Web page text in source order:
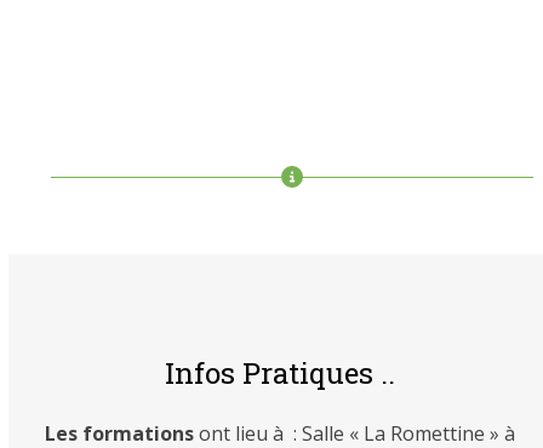
Infos Pratiques ..
Les formationsont lieu à : Salle « La Romettine » à